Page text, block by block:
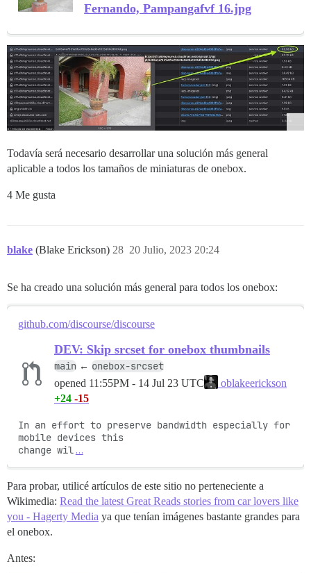
Fernando, Pampangafvf 16.jpg
Todavía será necesario desarrollar una solución más general
aplicable a todos los tamaños de miniaturas de onebox.
4 Me gusta
blake (Blake Erickson) 20 Julio, 2023 20:24
28
Se ha creado una solución más general para todos los onebox:
github.com/discourse/discourse
DEV: Skip srcset for onebox thumbnails
main ← onebox-srcset
opened 11:55PM - 14 Jul 23 UTC
oblakeerickson
+24 -15
In an effort to preserve bandwidth especially for
mobile devices this
change wil …
Para probar, utilicé artículos de este sitio no perteneciente a
Wikimedia: Read the latest Great Reads stories from car lovers like
you - Hagerty Media ya que tenían imágenes bastante grandes para
el onebox.
Antes: